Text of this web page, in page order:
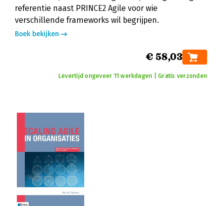
referentie naast PRINCE2 Agile voor wie
verschillende frameworks wil begrijpen.
Boek bekijken
€ 58,03
Levertijd ongeveer 11 werkdagen | Gratis verzonden